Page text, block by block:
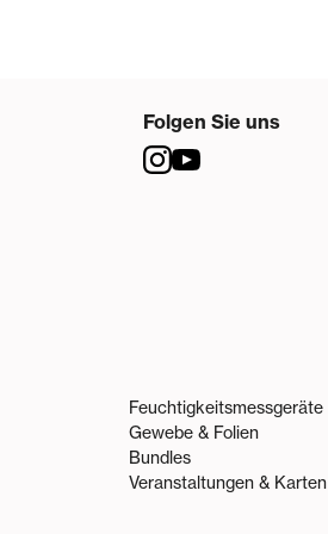
Folgen Sie uns
Feuchtigkeitsmessgeräte
Gewebe & Folien
Bundles
Veranstaltungen & Karten